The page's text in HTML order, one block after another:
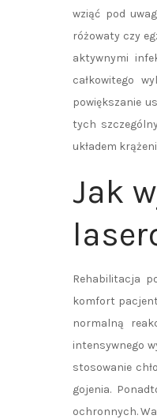
wziąć pod
różowaty czy
aktywnymi
całkowitego
powiększanie
tych
układem
Jak
Rehabilitacja
komfort
normalną
intensywnego
stosowanie
gojenia.
ochronnych.